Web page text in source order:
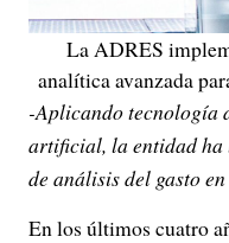
La ADRES
analítica avanzada
-Aplicando tecnología
artificial, la entidad ha
de análisis del gasto
En los últimos cuatro